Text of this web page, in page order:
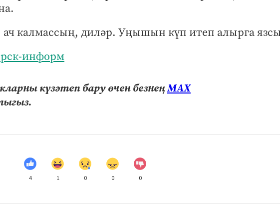
ач калмассың, диләр. Уңышын күп итеп алырга
информ
күзәтеп бару өчен безнеңМАХ
4 1 0 0 0